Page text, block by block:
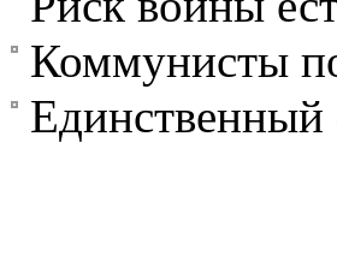
Коммунисты
Единственный